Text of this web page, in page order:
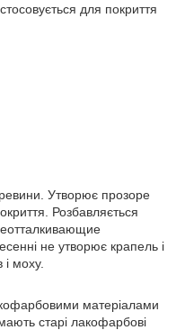
для покриття
Утворює прозоре
Розбавляється
не утворює крапель і
і моху.
матеріалами
старі лакофарбові